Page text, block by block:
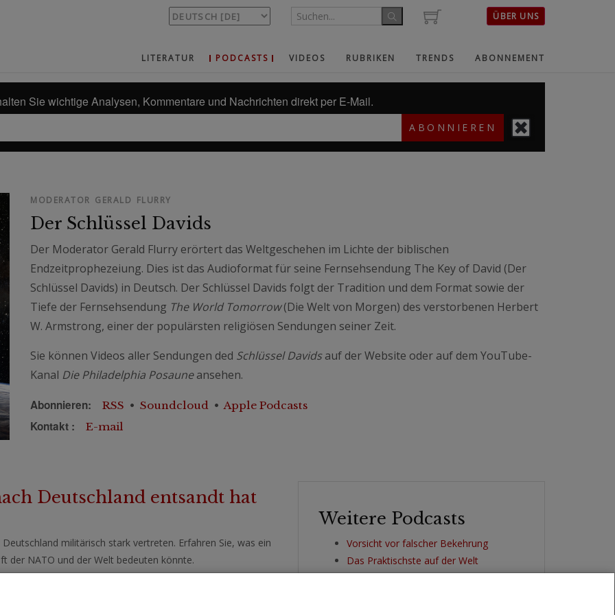
ÜBER UNS
LITERATUR PODCASTS VIDEOS RUBRIKEN TRENDS ABONNEMENT
Sie wichtige Analysen, Kommentare und Nachrichten direkt per E-Mail.
ABONNIEREN
MODERATOR GERALD FLURRY
Der Schlüssel Davids
Der Moderator Gerald Flurry erörtert das Weltgeschehen im Lichte der biblischen
Endzeitprophezeiung. Dies ist das Audioformat für seine Fernsehsendung The Key of David (Der
Schlüssel Davids) in Deutsch. Der Schlüssel Davids folgt der Tradition und dem Format sowie der
Tiefe der Fernsehsendung The World Tomorrow(Die Welt von Morgen) des verstorbenen Herbert
W. Armstrong, einer der populärsten religiösen Sendungen seiner Zeit.
Sie können Videos aller Sendungen ded Schlüssel Davidsauf der Website oder auf dem YouTube-
Kanal Die Philadelphia Posauneansehen.
Abonnieren:
RSS • Soundcloud •Apple Podcasts
Kontakt : E-mail
Deutschland entsandt hat
militärisch stark vertreten. Erfahren Sie, was ein
der NATO und der Welt bedeuten könnte.
Weitere Podcasts
Vorsicht vor falscher Bekehrung
Das Praktischste auf der Welt
Ihre tägliche Pilgerreise